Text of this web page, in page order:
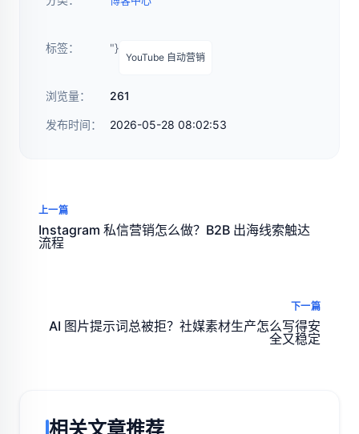
标签： "}
YouTube 自动营销
浏览量： 261
发布时间： 2026-05-28 08:02:53
上一篇
Instagram 私信营销怎么做？B2B 出海线索触达
流程
下一篇
AI 图片提示词总被拒？社媒素材生产怎么写得安
全又稳定
相关文章推荐